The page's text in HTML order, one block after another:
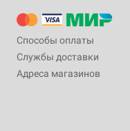
Способы оплаты
Службы доставки
Адреса магазинов